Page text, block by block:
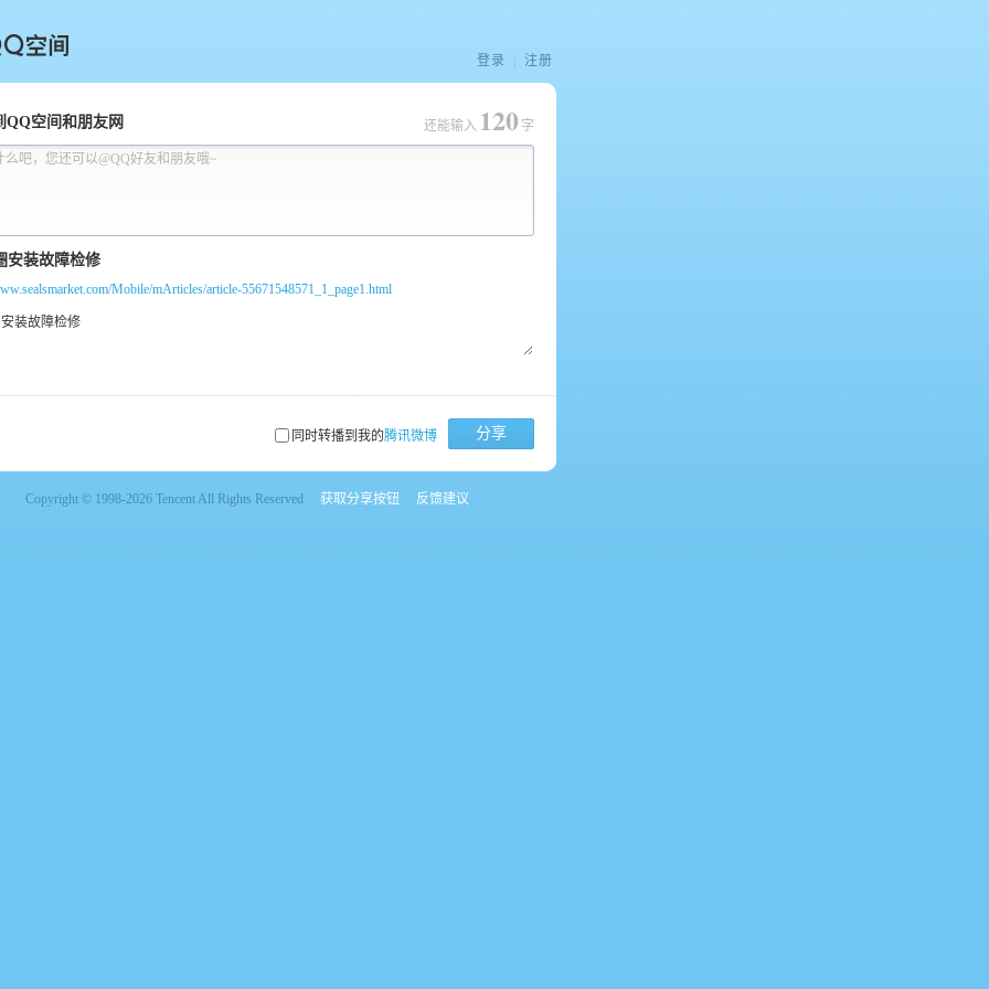
间
登录 注册
QQ空间和朋友网
么吧，您还可以@QQ好友和朋友哦~
还能输入 120 字
Mobile/mArticles/article-55671548571_1_page1.html
同时转播到我的腾讯微博 分享
Copyright © 1998-2026 Tencent All Rights Reserved 获取分享按钮 反馈建议